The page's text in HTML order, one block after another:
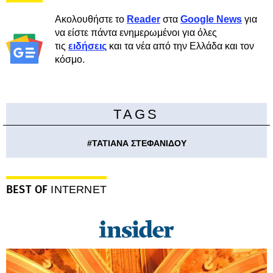
Ακολουθήστε το Reader στα Google News για
να είστε πάντα ενημερωμένοι για όλες
τις ειδήσεις και τα νέα από την Ελλάδα και τον
κόσμο.
TAGS
#ΤΑΤΙΑΝΑ ΣΤΕΦΑΝΙΔΟΥ
BEST OF INTERNET